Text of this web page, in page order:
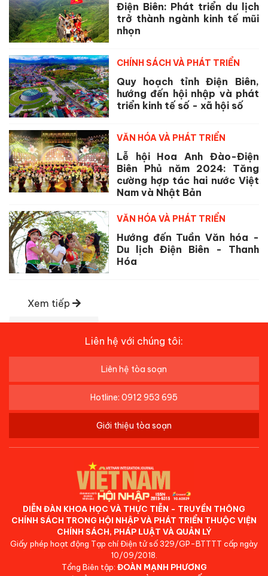
Điện Biên: Phát triển du lịch
trở thành ngành kinh tế mũi
nhọn
CHÍNH SÁCH VÀ PHÁT TRIỂN
Quy hoạch tỉnh Điện Biên,
hướng đến hội nhập và phát
triển kinh tế số - xã hội số
VĂN HÓA VÀ PHÁT TRIỂN
Lễ hội Hoa Anh Đào-Điện
Biên Phủ năm 2024: Tăng
cường hợp tác hai nước Việt
Nam và Nhật Bản
VĂN HÓA VÀ PHÁT TRIỂN
Hướng đến Tuần Văn hóa -
Du lịch Điện Biên - Thanh
Hóa
Xem tiếp
Liên hệ với chúng tôi:
Liên hệ tòa soạn
Hotline: 0912 953 695
Giới thiệu tòa soạn
DIỄN ĐÀN KHOA HỌC VÀ THỰC TIỄN - TRUYỀN THÔNG
CHÍNH SÁCH TRONG HỘI NHẬP VÀ PHÁT TRIỂN THUỘC VIỆN
CHÍNH SÁCH, PHÁP LUẬT VÀ QUẢN LÝ
Giấy phép hoạt động Tạp chí Điện tử số 329/GP-BTTTT cấp ngày
10/09/2018.
Tổng Biên tập: ĐOÀN MẠNH PHƯƠNG